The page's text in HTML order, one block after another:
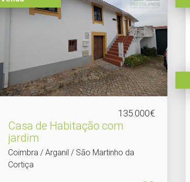
135.000€
Casa de Habitação com
jardim
Coimbra / Arganil / São Martinho da
Cortiça